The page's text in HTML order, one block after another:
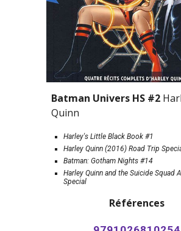
Batman Univers HS #2
Quinn
Harley's Little Black Book #1
Harley Quinn (2016) Road Trip
Batman: Gotham Nights #14
Harley Quinn and the Suicide Squad
Special
Références